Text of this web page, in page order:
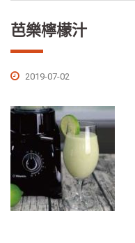
芭樂檸檬汁
2019-07-02